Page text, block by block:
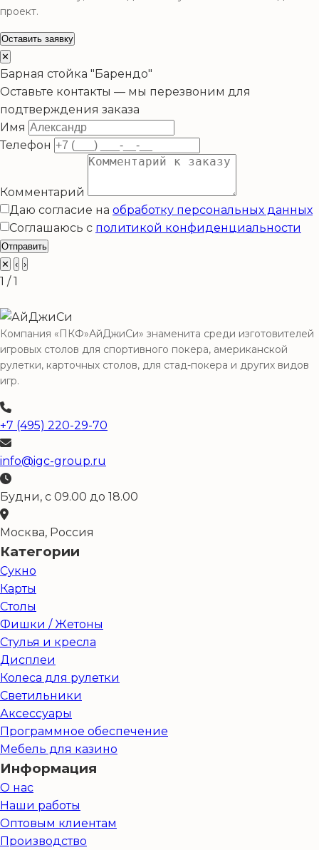
проект.
Оставить заявку
✕
Барная стойка "Барендо"
Оставьте контакты — мы перезвоним для
подтверждения заказа
Имя
Телефон
Комментарий
Даю согласие на обработку персональных данных
Соглашаюсь с политикой конфиденциальности
Отправить
✕
‹ ›
1 / 1
Компания «ПКФ»АйДжиСи» знаменита среди изготовителей
игровых столов для спортивного покера, американской
рулетки, карточных столов, для стад-покера и других видов
игр.
+7 (495) 220-29-70
info@igc-group.ru
Будни, с 09.00 до 18.00
Москва, Россия
Категории
Сукно
Карты
Столы
Фишки / Жетоны
Стулья и кресла
Дисплеи
Колеса для рулетки
Светильники
Аксессуары
Программное обеспечение
Мебель для казино
Информация
О нас
Наши работы
Оптовым клиентам
Производство